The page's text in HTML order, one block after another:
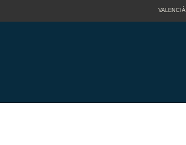
VALENCIÀ